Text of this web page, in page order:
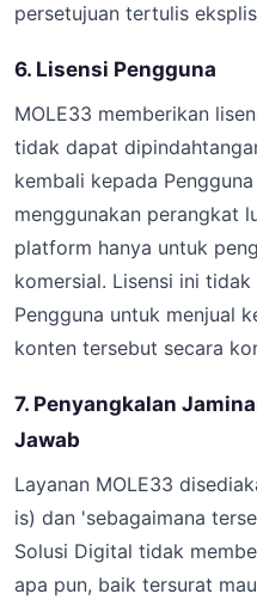
persetujuan tertulis
6. Lisensi Pengguna
MOLE33 memberikan
tidak dapat
kembali kepada
menggunakan perangkat
platform hanya untuk
komersial. Lisensi ini
Pengguna untuk menjual
konten tersebut secara
7. Penyangkalan
Jawab
Layanan MOLE33
is) dan 'sebagaimana
Solusi Digital tidak
apa pun, baik tersurat